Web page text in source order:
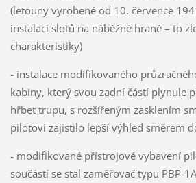
(letouny vyrobené od 10. července
instalaci slotů na náběžné hraně – to
charakteristiky)
- instalace modifikovaného
kabiny, který svou zadní částí plynule
hřbet trupu, s rozšířeným zasklením
pilotovi zajistilo lepší výhled směrem
- modifikované přístrojové vybavení
součástí se stal zaměřovač typu PBP-